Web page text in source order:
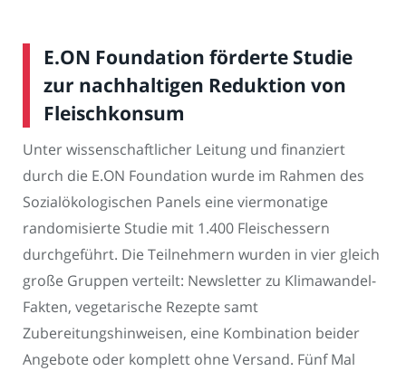
E.ON Foundation förderte Studie
zur nachhaltigen Reduktion von
Fleischkonsum
Unter wissenschaftlicher Leitung und finanziert
durch die E.ON Foundation wurde im Rahmen des
Sozialökologischen Panels eine viermonatige
randomisierte Studie mit 1.400 Fleischessern
durchgeführt. Die Teilnehmern wurden in vier gleich
große Gruppen verteilt: Newsletter zu Klimawandel-
Fakten, vegetarische Rezepte samt
Zubereitungshinweisen, eine Kombination beider
Angebote oder komplett ohne Versand. Fünf Mal